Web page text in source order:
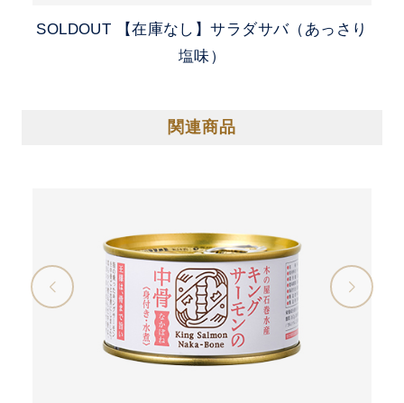
SOLDOUT 【在庫なし】サラダサバ（あっさり
塩味）
関連商品